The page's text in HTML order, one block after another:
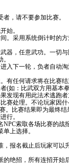
，请不要参加比赛。
始。
。采用系统倒计时的
器，任意武功。一切
入下一轮，负者自动
有任何请求将在比赛结
(如：比武双方用基本
发现有用此法术逃跑者
赛处理。不论玩家因
。比赛结果即为最终结
行。
NPC索取各场比赛的战
上选择。
，报名截止后玩家可以
的绝招，所有连招开始